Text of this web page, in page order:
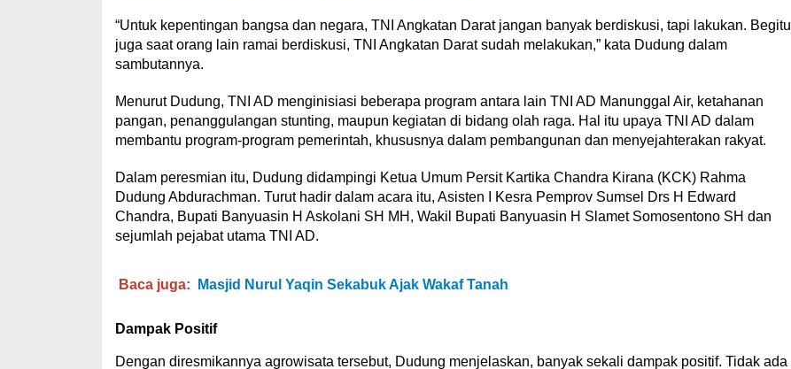
“Untuk kepentingan bangsa dan negara, TNI Angkatan Darat jangan banyak berdiskusi, tapi lakukan. Begitu
juga saat orang lain ramai berdiskusi, TNI Angkatan Darat sudah melakukan,” kata Dudung dalam
sambutannya.
Menurut Dudung, TNI AD menginisiasi beberapa program antara lain TNI AD Manunggal Air, ketahanan
pangan, penanggulangan stunting, maupun kegiatan di bidang olah raga. Hal itu upaya TNI AD dalam
membantu program-program pemerintah, khususnya dalam pembangunan dan menyejahterakan rakyat.
Dalam peresmian itu, Dudung didampingi Ketua Umum Persit Kartika Chandra Kirana (KCK) Rahma
Dudung Abdurachman. Turut hadir dalam acara itu, Asisten I Kesra Pemprov Sumsel Drs H Edward
Chandra, Bupati Banyuasin H Askolani SH MH, Wakil Bupati Banyuasin H Slamet Somosentono SH dan
sejumlah pejabat utama TNI AD.
Baca juga: Masjid Nurul Yaqin Sekabuk Ajak Wakaf Tanah
Dampak Positif
Dengan diresmikannya agrowisata tersebut, Dudung menjelaskan, banyak sekali dampak positif. Tidak ada